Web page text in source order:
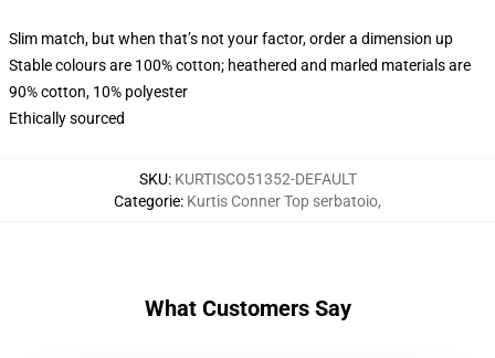
Slim match, but when that’s not your factor, order a dimension up
Stable colours are 100% cotton; heathered and marled materials are
90% cotton, 10% polyester
Ethically sourced
SKU: KURTISCO51352-DEFAULT
Categorie: Kurtis Conner Top serbatoio,
What Customers Say